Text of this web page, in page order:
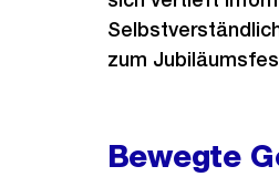
zum
Bewegte